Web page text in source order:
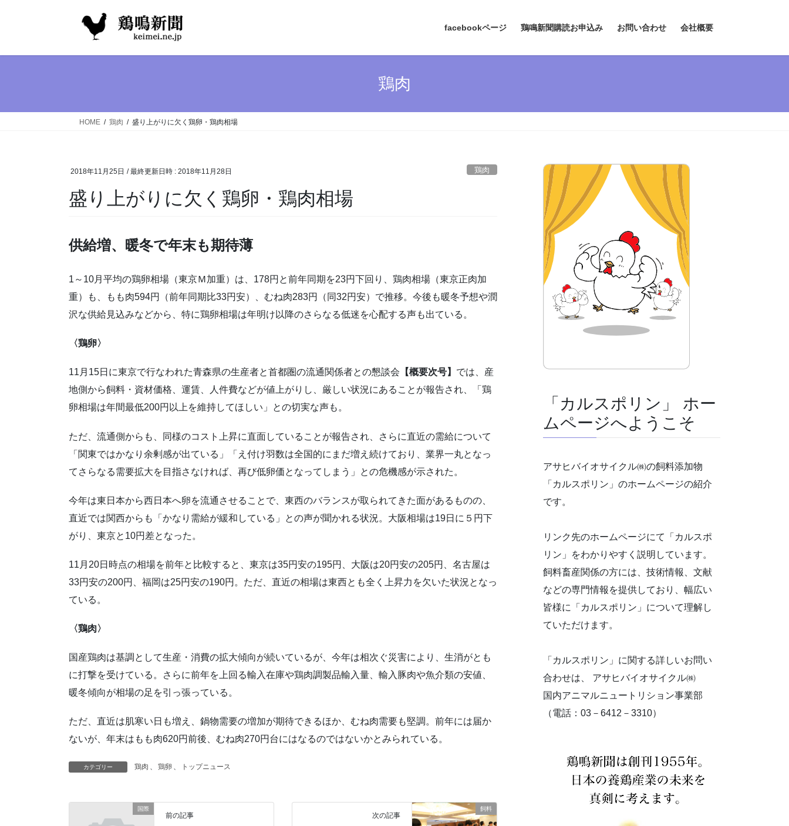
facebookページ 鶏鳴新聞購読お申込み お問い合わせ 会社概要
鶏肉
HOME 鶏肉 盛り上がりに欠く鶏卵・鶏肉相場
2018年11月25日 / 最終更新日時 : 2018年11月28日 鶏肉
盛り上がりに欠く鶏卵・鶏肉相場
供給増、暖冬で年末も期待薄
1～10月平均の鶏卵相場（東京Ｍ加重）は、178円と前年同期を23円下回り、鶏肉相場（東京正肉加
重）も、もも肉594円（前年同期比33円安）、むね肉283円（同32円安）で推移。今後も暖冬予想や潤
沢な供給見込みなどから、特に鶏卵相場は年明け以降のさらなる低迷を心配する声も出ている。
〈鶏卵〉
11月15日に東京で行なわれた青森県の生産者と首都圏の流通関係者との懇談会 【概要次号】 では、産
地側から飼料・資材価格、運賃、人件費などが値上がりし、厳しい状況にあることが報告され、「鶏
卵相場は年間最低200円以上を維持してほしい」との切実な声も。
ただ、流通側からも、同様のコスト上昇に直面していることが報告され、さらに直近の需給について
「関東ではかなり余剰感が出ている」「え付け羽数は全国的にまだ増え続けており、業界一丸となっ
てさらなる需要拡大を目指さなければ、再び低卵価となってしまう」との危機感が示された。
今年は東日本から西日本へ卵を流通させることで、東西のバランスが取られてきた面があるものの、
直近では関西からも「かなり需給が緩和している」との声が聞かれる状況。大阪相場は19日に５円下
がり、東京と10円差となった。
11月20日時点の相場を前年と比較すると、東京は35円安の195円、大阪は20円安の205円、名古屋は
33円安の200円、福岡は25円安の190円。ただ、直近の相場は東西とも全く上昇力を欠いた状況となっ
ている。
〈鶏肉〉
国産鶏肉は基調として生産・消費の拡大傾向が続いているが、今年は相次ぐ災害により、生消がとも
に打撃を受けている。さらに前年を上回る輸入在庫や鶏肉調製品輸入量、輸入豚肉や魚介類の安値、
暖冬傾向が相場の足を引っ張っている。
ただ、直近は肌寒い日も増え、鍋物需要の増加が期待できるほか、むね肉需要も堅調。前年には届か
ないが、年末はもも肉620円前後、むね肉270円台にはなるのではないかとみられている。
カテゴリー 鶏肉 鶏卵 トップニュース
国際
前の記事
飼料
次の記事
「カルスポリン」 ホー
ムページへようこそ
アサヒバイオサイクル㈱の飼料添加物
「カルスポリン」のホームページの紹介
です。
リンク先のホームページにて「カルスポ
リン」をわかりやすく説明しています。
飼料畜産関係の方には、技術情報、文献
などの専門情報を提供しており、幅広い
皆様に「カルスポリン」について理解し
ていただけます。
「カルスポリン」に関する詳しいお問い
合わせは、 アサヒバイオサイクル㈱
国内アニマルニュートリション事業部
（電話：03－6412－3310）